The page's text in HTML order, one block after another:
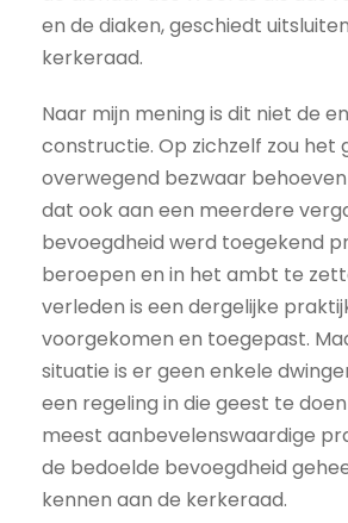
en de diaken, geschiedt
kerkeraad.
Naar mijn mening is dit niet de
constructie. Op zichzelf zou het
overwegend bezwaar
dat ook aan een meerdere
bevoegdheid werd toegekend
beroepen en in het ambt te
verleden is een dergelijke
voorgekomen en toegepast.
situatie is er geen enkele
een regeling in die geest te
meest aanbevelenswaardige
de bedoelde bevoegdheid
kennen aan de kerkeraad.